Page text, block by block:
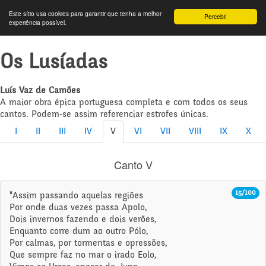
Percebi!
Este sítio usa cookies para garantir que tenha a melhor
experiência possível.
Os Lusíadas
Luís Vaz de Camões
A maior obra épica portuguesa completa e com todos os seus
cantos. Podem-se assim referenciar estrofes únicas.
IV V VI VII VIII IX X
Canto V
15/100
"Assim passando aquelas regiões
Por onde duas vezes passa Apolo,
Dois invernos fazendo e dois verões,
Enquanto corre dum ao outro Pólo,
Por calmas, por tormentas e opressões,
Que sempre faz no mar o irado Eolo,